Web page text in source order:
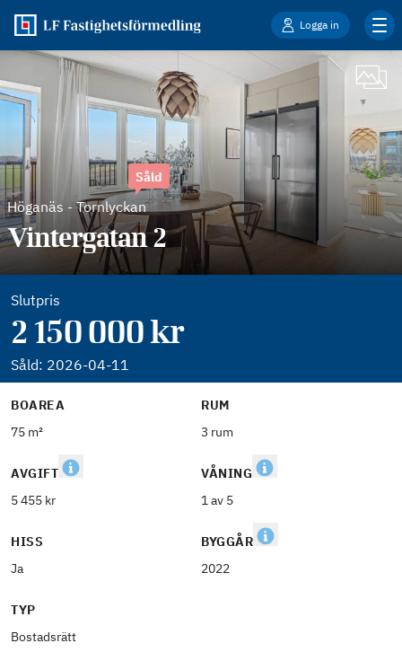
Logga in
Höganäs -Tornlyckan
Såld
Vintergatan 2
Slutpris
2 150 000 kr
Såld: 2026-04-11
BOAREA
75 m²
RUM
3 rum
AVGIFT
5 455 kr
VÅNING
1 av 5
HISS
Ja
BYGGÅR
2022
TYP
Bostadsrätt